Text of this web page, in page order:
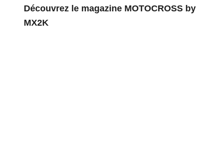
Découvrez le magazine MOTOCROSS by
MX2K